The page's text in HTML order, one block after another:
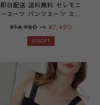
即日配送 送料無料 セレモニ
ースーツ パンツスーツ スー
ツ レディース バルーンスリ
ーブ ママスーツ センタープ
レス 入学式 入園式 卒業式
フォーマル セットアップ
emile0359
¥14,980→¥7,490
50%OFF